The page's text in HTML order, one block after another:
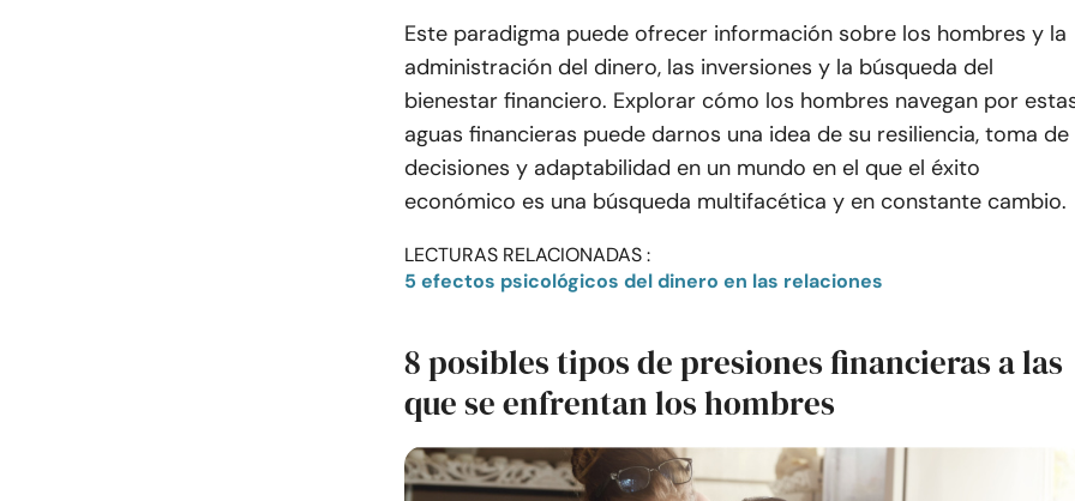
Este paradigma puede ofrecer información sobre los hombres y la
administración del dinero, las inversiones y la búsqueda del
bienestar financiero. Explorar cómo los hombres navegan por
aguas financieras puede darnos una idea de su resiliencia, toma de
decisiones y adaptabilidad en un mundo en el que el éxito
económico es una búsqueda multifacética y en constante cambio.
LECTURAS RELACIONADAS :
5 efectos psicológicos del dinero en las relaciones
8 posibles tipos de presiones financieras a las
que se enfrentan los hombres